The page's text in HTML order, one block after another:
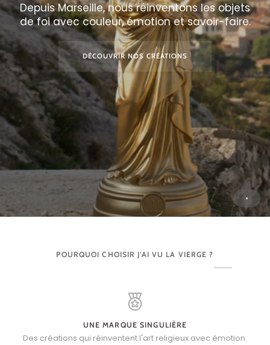
Depuis Marseille, nous réinventons les objets
de foi avec couleur, émotion et savoir-faire.
DÉCOUVRIR NOS CRÉATIONS
POURQUOI CHOISIR J'AI VU LA VIERGE ?
UNE MARQUE SINGULIÈRE
Des créations qui réinventent l'art religieux avec émotion.